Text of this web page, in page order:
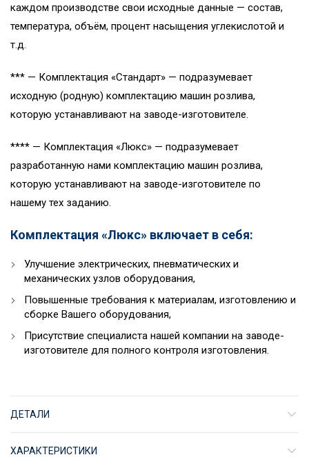
каждом производстве свои исходные данные — состав,
температура, объём, процент насыщения углекислотой и
т.д.
*** — Комплектация «Стандарт» — подразумевает
исходную (родную) комплектацию машин розлива,
которую устанавливают на заводе-изготовителе.
**** — Комплектация «Люкс» — подразумевает
разработанную нами комплектацию машин розлива,
которую устанавливают на заводе-изготовителе по
нашему тех заданию.
Комплектация «Люкс» включает в себя:
Улучшение электрических, пневматических и
механических узлов оборудования,
Повышенные требования к материалам, изготовлению и
сборке Вашего оборудования,
Присутствие специалиста нашей компании на заводе-
изготовителе для полного контроля изготовления.
ДЕТАЛИ
ХАРАКТЕРИСТИКИ